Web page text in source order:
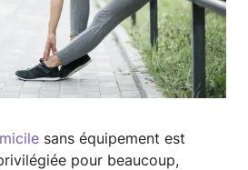
sans équipement est
pour beaucoup,